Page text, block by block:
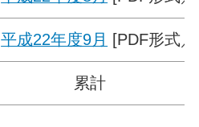
平成22年度9月 [PDF形式
累計